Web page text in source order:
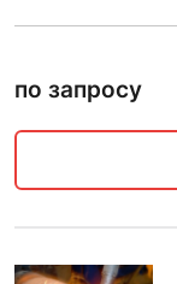
по запросу